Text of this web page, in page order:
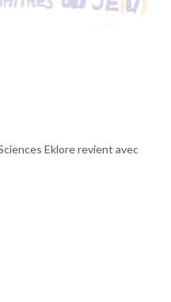
Eklore revient avec